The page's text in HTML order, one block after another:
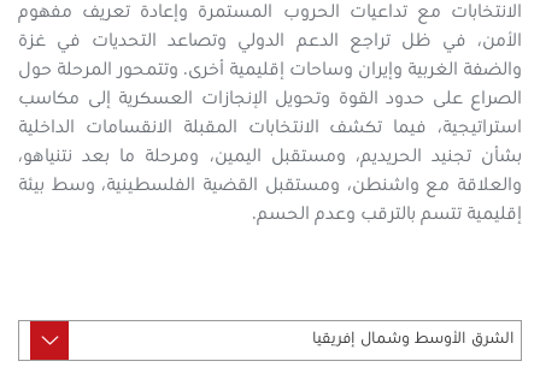
الانتخابات مع تداعيات الحروب المستمرة وإعادة تعريف مفهوم
الأمن، في ظل تراجع الدعم الدولي وتصاعد التحديات في غزة
والضفة الغربية وإيران وساحات إقليمية أخرى. وتتمحور المرحلة حول
الصراع على حدود القوة وتحويل الإنجازات العسكرية إلى مكاسب
استراتيجية، فيما تكشف الانتخابات المقبلة الانقسامات الداخلية
بشأن تجنيد الحريديم، ومستقبل اليمين، ومرحلة ما بعد نتنياهو،
والعلاقة مع واشنطن، ومستقبل القضية الفلسطينية، وسط بيئة
إقليمية تتسم بالترقب وعدم الحسم.